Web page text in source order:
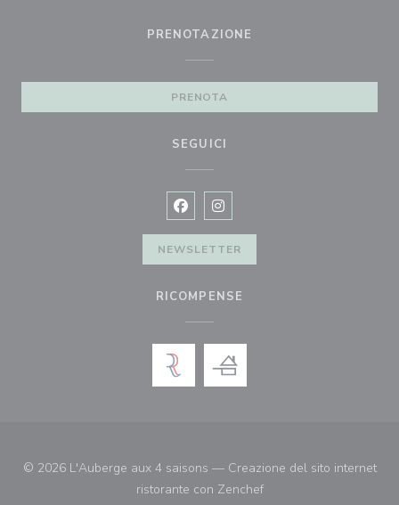
PRENOTAZIONE
PRENOTA
SEGUICI
Facebook ((apre una nuova
Instagram ((apre una nuova
NEWSLETTER
RICOMPENSE
© 2026 L'Auberge aux 4 saisons — Creazione del sito internet
ristorante con Zenchef((apre una nuova